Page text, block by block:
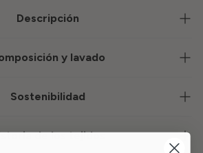
Descripción
y lavado
Sostenibilidad
de los tejidos